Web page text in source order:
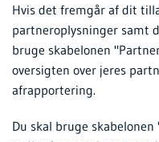
Hvis det fremgår af dit
partneroplysninger samt
bruge skabelonen
oversigten over jeres
afrapportering.
Du skal bruge